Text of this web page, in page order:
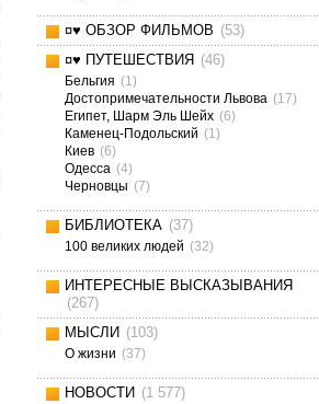
¤♥ ОБЗОР ФИЛЬМОВ (53)
¤♥ ПУТЕШЕСТВИЯ (46)
Бельгия (1)
Достопримечательности Львова (17)
Египет, Шарм Эль Шейх (6)
Каменец-Подольский (1)
Киев (6)
Одесса (4)
Черновцы (7)
БИБЛИОТЕКА (37)
100 великих людей (32)
ИНТЕРЕСНЫЕ ВЫСКАЗЫВАНИЯ
(267)
МЫСЛИ (103)
О жизни (37)
НОВОСТИ (1 577)